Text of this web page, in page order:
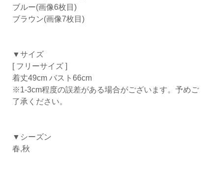
ブルー(画像6枚目)
ブラウン(画像7枚目)
▼サイズ
[ フリーサイズ ]
着丈49cm バスト66cm
※1-3cm程度の誤差がある場合がございます。予めご
了承ください。
▼シーズン
春,秋